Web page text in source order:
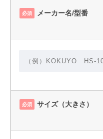
必須 メーカー名/型番
必須 サイズ（大きさ）